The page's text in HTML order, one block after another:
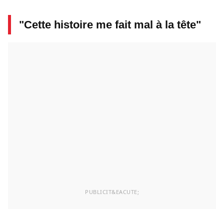
"Cette histoire me fait mal à la tête"